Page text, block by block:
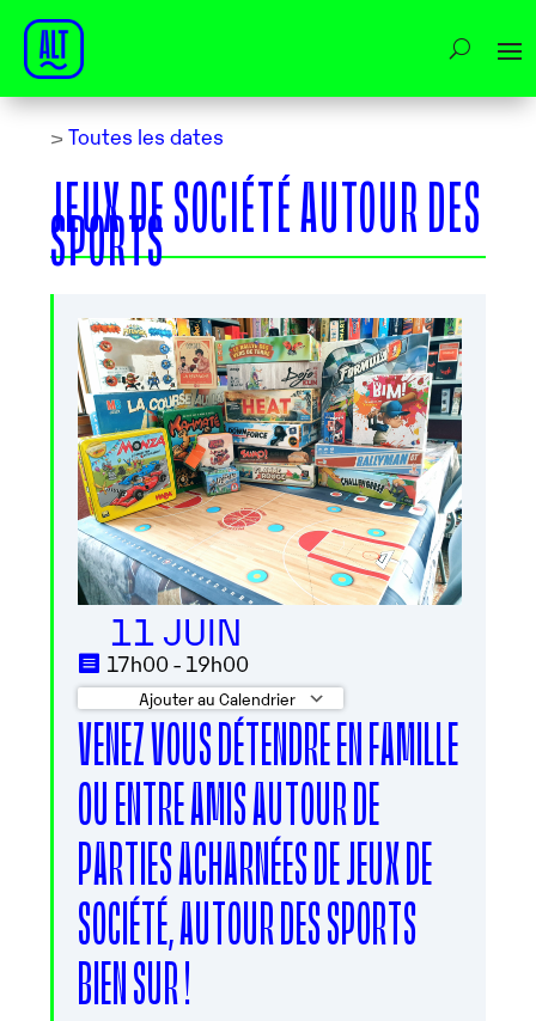
> Toutes les dates
JEUX DE SOCIÉTÉ AUTOUR DES
SPORTS
11 JUIN
17h00 - 19h00
Ajouter au Calendrier
Télécharger ICS Calendrier Google
VENEZ VOUS DÉTENDRE EN FAMILLE
OU ENTRE AMIS AUTOUR DE
PARTIES ACHARNÉES DE JEUX DE
SOCIÉTÉ, AUTOUR DES SPORTS
BIEN SUR !